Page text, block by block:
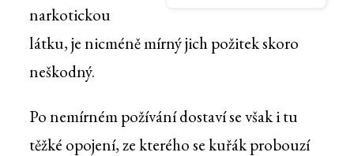
narkotickou
látku, je nicméně mírný jich požitek skoro
neškodný.
Po nemírném požívání dostaví se však i tu
těžké opojení, ze kterého se kuřák probouzí